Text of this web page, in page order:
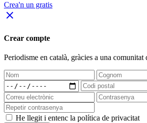
Crea'n un gratis
close
Crear compte
Periodisme en català, gràcies a una comunitat
He llegit i entenc la política de privacitat